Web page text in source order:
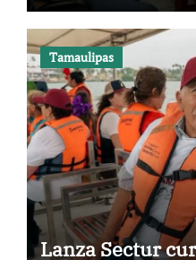
Tamaulipas
Lanza Sectur